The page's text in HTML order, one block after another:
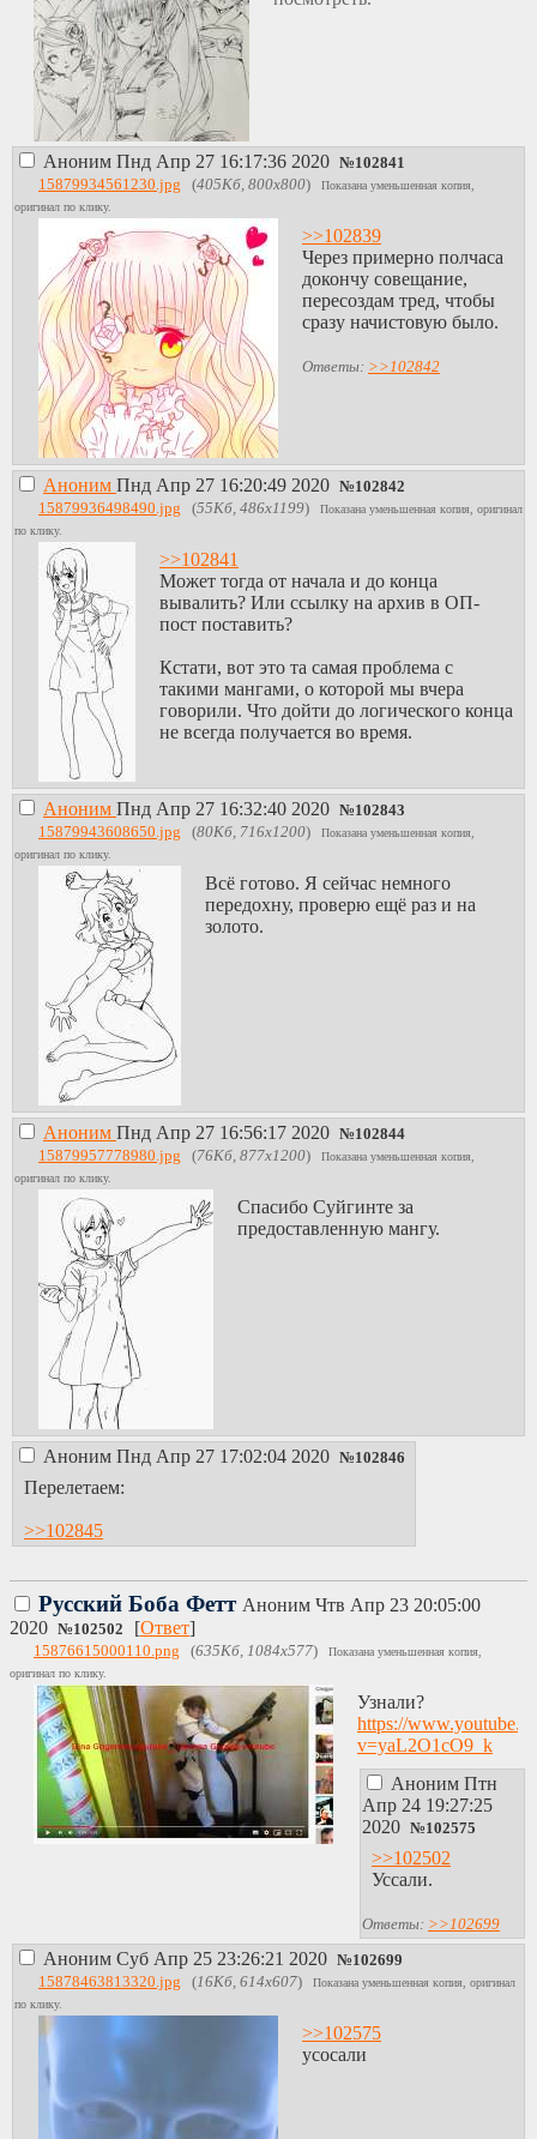
Аноним Пнд Апр 27 16:17:36 2020 №102841
15879934561230.jpg (405Кб, 800x800)
Показана уменьшенная копия,
оригинал по клику.
>>102839
Через примерно полчаса
докончу совещание,
пересоздам тред, чтобы
сразу начистовую было.
Ответы: >>102842
Аноним Пнд Апр 27 16:20:49 2020 №102842
15879936498490.jpg (55Кб, 486x1199)
Показана уменьшенная копия, оригинал
по клику.
>>102841
Может тогда от начала и до конца
вывалить? Или ссылку на архив в ОП-
пост поставить?
Кстати, вот это та самая проблема с
такими мангами, о которой мы вчера
говорили. Что дойти до логического конца
не всегда получается во время.
Аноним Пнд Апр 27 16:32:40 2020 №102843
15879943608650.jpg (80Кб, 716x1200)
Показана уменьшенная копия,
оригинал по клику.
Всё готово. Я сейчас немного
передохну, проверю ещё раз и на
золото.
Аноним Пнд Апр 27 16:56:17 2020 №102844
15879957778980.jpg (76Кб, 877x1200)
Показана уменьшенная копия,
оригинал по клику.
Спасибо Суйгинте за
предоставленную мангу.
Аноним Пнд Апр 27 17:02:04 2020 №102846
Перелетаем:
>>102845
Русский Боба Фетт Аноним Чтв Апр 23 20:05:00
2020 №102502 [Ответ]
15876615000110.png (635Кб, 1084x577)
Показана уменьшенная копия,
оригинал по клику.
Узнали?
https://
v=yaL2O1cO9_k
Аноним Птн
Апр 24 19:27:25
2020 №102575
>>102502
Уссали.
Ответы: >>102699
Аноним Суб Апр 25 23:26:21 2020 №102699
15878463813320.jpg (16Кб, 614x607)
Показана уменьшенная копия, оригинал
по клику.
>>102575
усосали